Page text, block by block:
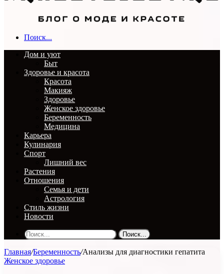
Поиск...
Дом и уют
Быт
Здоровье и красота
Красота
Макияж
Здоровье
Женское здоровье
Беременность
Медицина
Карьера
Кулинария
Спорт
Лишний вес
Растения
Отношения
Семья и дети
Астрология
Стиль жизни
Новости
Поиск...
Главная/Беременность/Анализы для диагностики гепатита
Женское здоровье